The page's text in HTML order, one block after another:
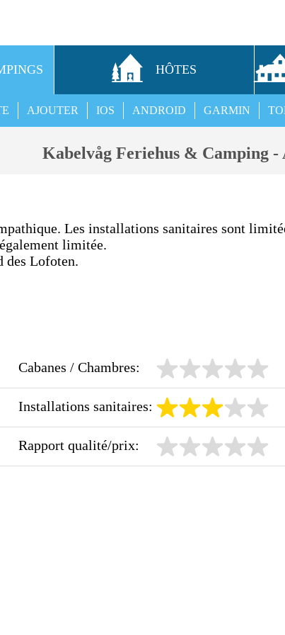
HÔTES
GARMIN
ANDROID
IOS
AJOUTER
Kabelvåg Feriehus & Camping -
Les installations sanitaires sont
limitée.
des Lofoten.
Cabanes / Chambres:
Installations sanitaires:
Rapport qualité/prix: